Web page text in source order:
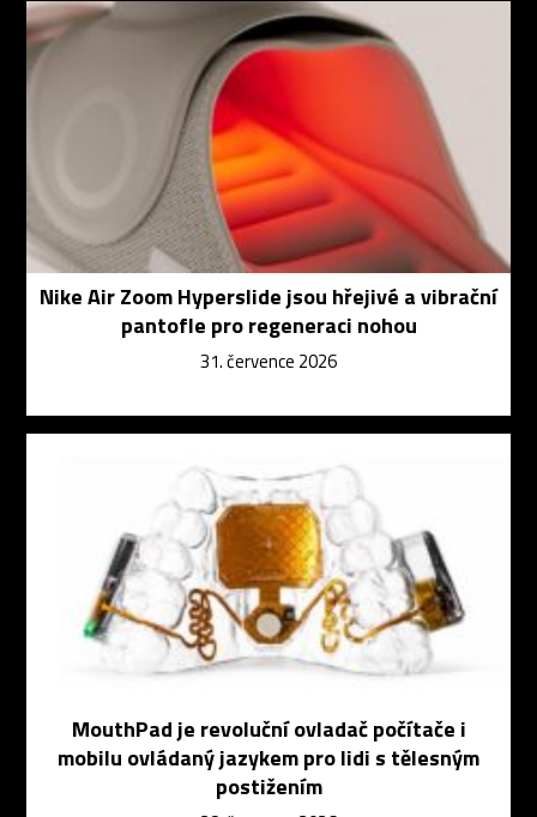
Nike Air Zoom Hyperslide jsou hřejivé a vibrační
pantofle pro regeneraci nohou
31. července 2026
MouthPad je revoluční ovladač počítače i
mobilu ovládaný jazykem pro lidi s tělesným
postižením